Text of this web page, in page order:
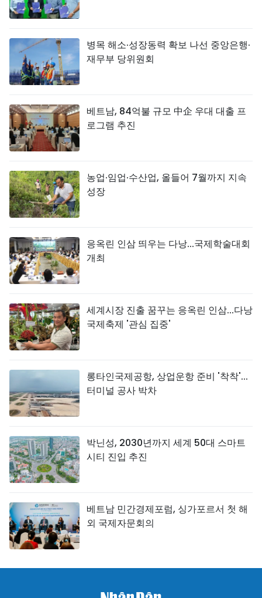
병목 해소·성장동력 확보 나선 중앙은행·
재무부 당위원회
베트남, 84억불 규모 中企 우대 대출 프
로그램 추진
농업·임업·수산업, 올들어 7월까지 지속
성장
응옥린 인삼 띄우는 다낭...국제학술대회
개최
세계시장 진출 꿈꾸는 응옥린 인삼...다낭
국제축제 '관심 집중'
롱타인국제공항, 상업운항 준비 '착착'...
터미널 공사 박차
박닌성, 2030년까지 세계 50대 스마트
시티 진입 추진
베트남 민간경제포럼, 싱가포르서 첫 해
외 국제자문회의